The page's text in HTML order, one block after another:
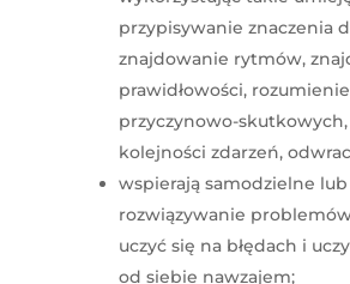
przypisywanie znaczenia
znajdowanie rytmów,
prawidłowości,
przyczynowo-
kolejności zdarzeń,
wspierają samodzielne lub
rozwiązywanie
uczyć się na błędach i
od siebie nawzajem;